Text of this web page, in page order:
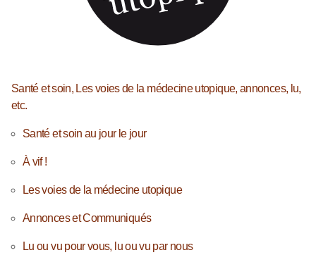
Santé et soin, Les voies de la médecine utopique, annonces, lu,
etc.
Santé et soin au jour le jour
À vif !
Les voies de la médecine utopique
Annonces et Communiqués
Lu ou vu pour vous, lu ou vu par nous